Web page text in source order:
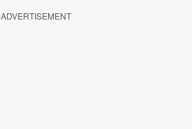
ADVERTISEMENT